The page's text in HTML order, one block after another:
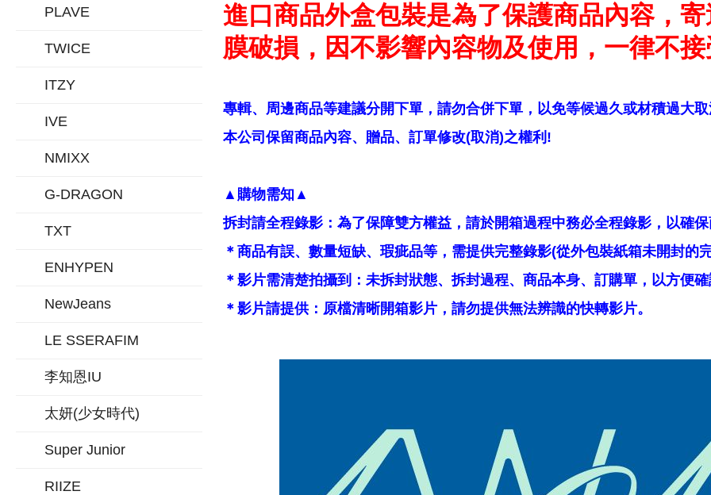
PLAVE
TWICE
ITZY
IVE
NMIXX
G-DRAGON
TXT
ENHYPEN
NewJeans
LE SSERAFIM
李知恩IU
太妍(少女時代)
Super Junior
RIIZE
進口商品外盒包裝是為了保護商品內容，
膜破損，因不影響內容物及使用，一律不接
專輯、周邊商品等建議分開下單，請勿合併下單，以免等候過久或材積過大
本公司保留商品內容、贈品、訂單修改(取消)之權利!
▲購物需知▲
拆封請全程錄影：為了保障雙方權益，請於開箱過程中務必全程錄影，以確保
＊商品有誤、數量短缺、瑕疵品等，需提供完整錄影(從外包裝紙箱未開封的
＊影片需清楚拍攝到：未拆封狀態、拆封過程、商品本身、訂購單，以方便確
＊影片請提供：原檔清晰開箱影片，請勿提供無法辨識的快轉影片。